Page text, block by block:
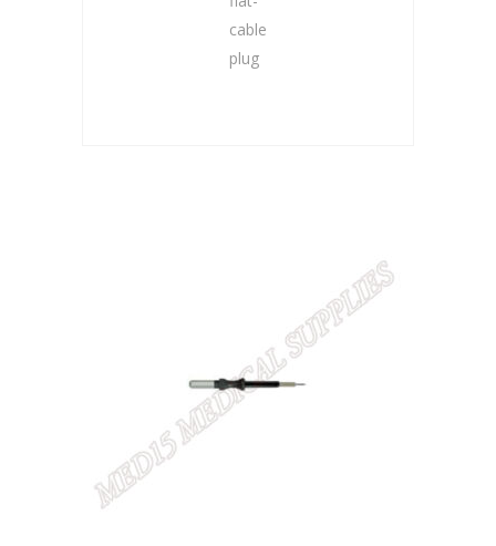
cable
plug